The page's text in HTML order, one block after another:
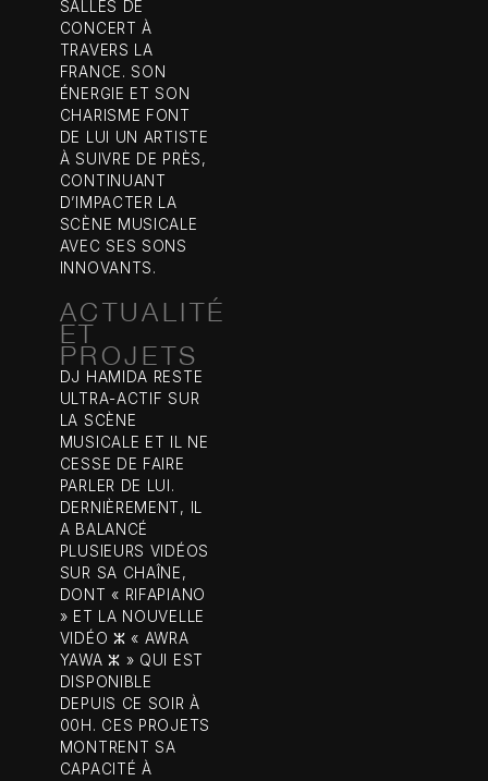
SALLES DE
CONCERT À
TRAVERS LA
FRANCE. SON
ÉNERGIE ET SON
CHARISME FONT
DE LUI UN ARTISTE
À SUIVRE DE PRÈS,
CONTINUANT
D’IMPACTER LA
SCÈNE MUSICALE
AVEC SES SONS
INNOVANTS.
ACTUALITÉ
ET
PROJETS
DJ HAMIDA RESTE
ULTRA-ACTIF SUR
LA SCÈNE
MUSICALE ET IL NE
CESSE DE FAIRE
PARLER DE LUI.
DERNIÈREMENT, IL
A BALANCÉ
PLUSIEURS VIDÉOS
SUR SA CHAÎNE,
DONT « RIFAPIANO
» ET LA NOUVELLE
VIDÉO ⵣ « AWRA
YAWA ⵣ » QUI EST
DISPONIBLE
DEPUIS CE SOIR À
00H. CES PROJETS
MONTRENT SA
CAPACITÉ À